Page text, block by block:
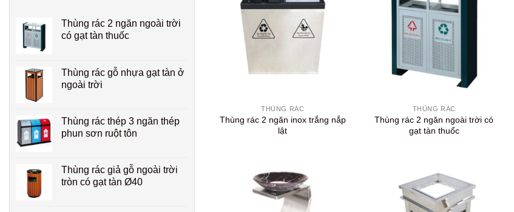
Thùng rác 2 ngăn ngoài trời
có gạt tàn thuốc
Thùng rác gỗ nhựa gạt tàn ở
ngoài trời
Thùng rác thép 3 ngăn thép
phun sơn ruột tôn
Thùng rác giả gỗ ngoài trời
tròn có gạt tàn Ø40
THÙNG RÁC
Thùng rác 2 ngăn inox trắng nắp
lật
THÙNG RÁC
Thùng rác 2 ngăn ngoài trời có
gạt tàn thuốc